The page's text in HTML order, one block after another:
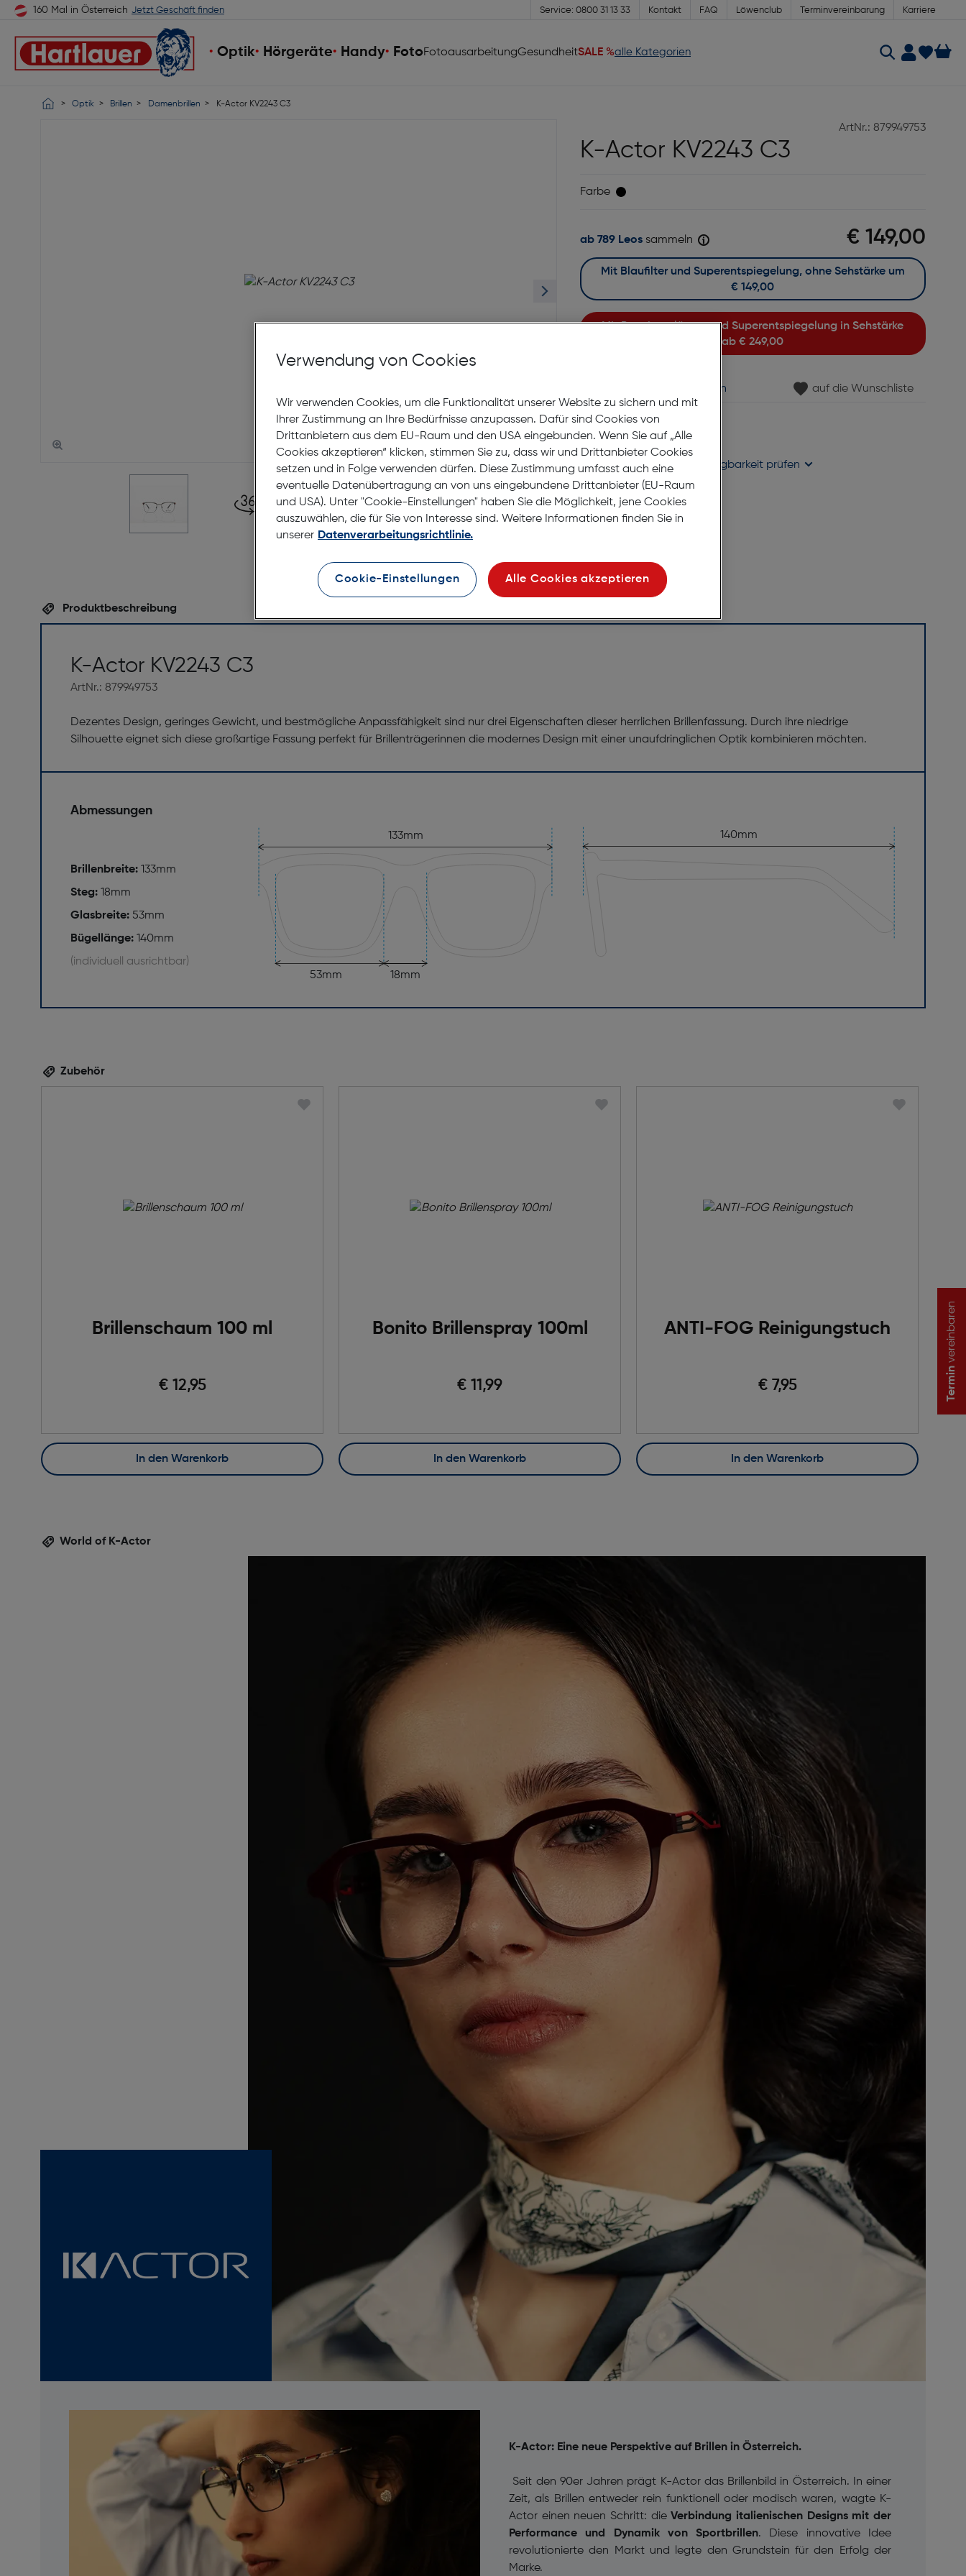
160 Mal in Österreich Jetzt Geschäft finden Service: 0800 31 13 33 Kontakt FAQ Löwenclub Terminvereinbarung Karriere
Optik Hörgeräte Handy FotoFotoausarbeitungGesundheitSALE %alle Kategorien
Optik Brillen Damenbrillen K-Actor KV2243 C3
ArtNr.: 879949753
K-Actor KV2243 C3
Farbe
€ 149,00
ab 789 Leossammeln
Mit Premiumgläsern und Superentspiegelung in Sehstärke
ab€ 249,00
€ 149,00
Jetzt Termin vereinbaren auf die Wunschliste
Nicht lagernd
Nach Hause liefern
Selbstabholung in
Verfügbarkeit prüfen
Produktbeschreibung
K-Actor KV2243 C3
ArtNr.: 879949753
Dezentes Design, geringes Gewicht, und bestmögliche Anpassfähigkeit sind nur drei Eigenschaften dieser herrlichen Brillenfassung. Durch ihre niedrige
Silhouette eignet sich diese großartige Fassung perfekt für Brillenträgerinnen die modernes Design mit einer unaufdringlichen Optik kombinieren möchten.
Abmessungen
Brillenbreite: 133mm
Steg: 18mm
Glasbreite: 53mm
Bügellänge: 140mm
(individuell ausrichtbar)
133mm
18mm
53mm
140mm
Zubehör
Brillenschaum 100 ml
€ 12,95
In den Warenkorb
Bonito Brillenspray 100ml
€ 11,99
In den Warenkorb
ANTI-FOG Reinigungstuch
€ 7,95
In den Warenkorb
World of K-Actor
K-Actor: Eine neue Perspektive auf Brillen in Österreich.
Seit den 90er Jahren prägt K-Actor das Brillenbild in Österreich. In einer
Zeit, als Brillen entweder rein funktionell oder modisch waren, wagte K-
Actor einen neuen Schritt: dieVerbindung italienischen Designs mit der
Performance und Dynamik von Sportbrillen. Diese innovative Idee
revolutionierte den Markt und legte den Grundstein für den Erfolg der
Marke.
Termin
vereinbaren
Verwendung von Cookies
Wir verwenden Cookies, um die Funktionalität unserer Website zu sichern und mit
Ihrer Zustimmung an Ihre Bedürfnisse anzupassen. Dafür sind Cookies von
Drittanbietern aus dem EU-Raum und den USA eingebunden. Wenn Sie auf „Alle
Cookies akzeptieren“ klicken, stimmen Sie zu, dass wir und Drittanbieter Cookies
setzen und in Folge verwenden dürfen. Diese Zustimmung umfasst auch eine
eventuelle Datenübertragung an von uns eingebundene Drittanbieter (EU-Raum
und USA). Unter "Cookie-Einstellungen" haben Sie die Möglichkeit, jene Cookies
auszuwählen, die für Sie von Interesse sind. Weitere Informationen finden Sie in
unserer Datenverarbeitungsrichtlinie.
Cookie-Einstellungen Alle Cookies akzeptieren